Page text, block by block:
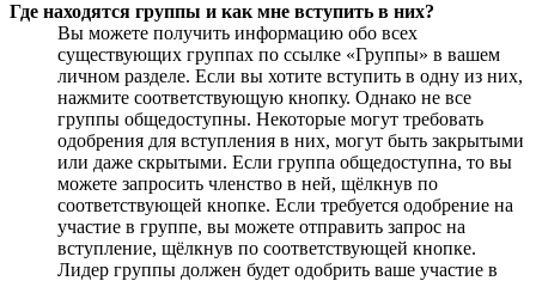
Где находятся группы и как мне вступить в них?
Вы можете получить информацию обо всех
существующих группах по ссылке «Группы» в вашем
личном разделе. Если вы хотите вступить в одну из них,
нажмите соответствующую кнопку. Однако не все
группы общедоступны. Некоторые могут требовать
одобрения для вступления в них, могут быть закрытыми
или даже скрытыми. Если группа общедоступна, то вы
можете запросить членство в ней, щёлкнув по
соответствующей кнопке. Если требуется одобрение на
участие в группе, вы можете отправить запрос на
вступление, щёлкнув по соответствующей кнопке.
Лидер группы должен будет одобрить ваше участие в